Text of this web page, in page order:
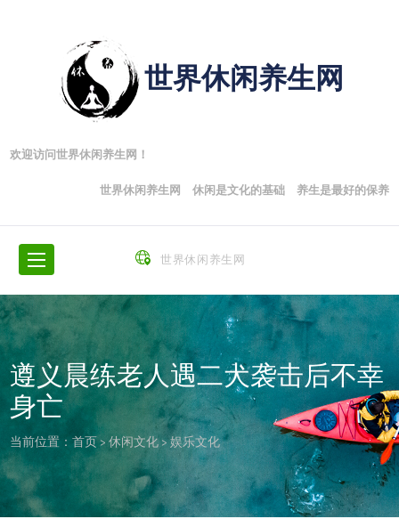
世界休闲养生网
欢迎访问世界休闲养生网！
世界休闲养生网 休闲是文化的基础 养生是最好的保养
世界休闲养生网
遵义晨练老人遇二犬袭击后不幸
身亡
当前位置：首页>休闲文化>娱乐文化